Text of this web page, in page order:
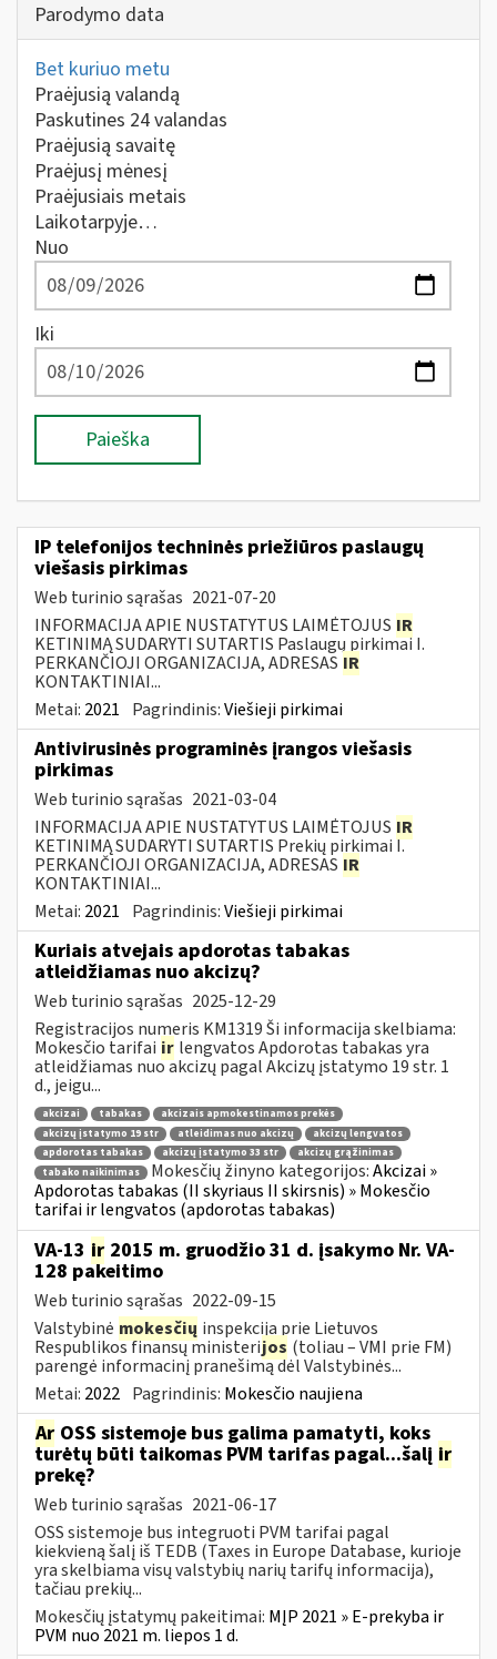
Parodymo data
Bet kuriuo metu
Praėjusią valandą
Paskutines 24 valandas
Praėjusią savaitę
Praėjusį mėnesį
Praėjusiais metais
Laikotarpyje…
Nuo
Iki
Paieška
IP telefonijos techninės priežiūros paslaugų
viešasis pirkimas
Web turinio sąrašas 2021-07-20
INFORMACIJA APIE NUSTATYTUS LAIMĖTOJUS IR
KETINIMĄ SUDARYTI SUTARTIS Paslaugų pirkimai I.
PERKANČIOJI ORGANIZACIJA, ADRESAS IR
KONTAKTINIAI...
Metai: 2021 Pagrindinis:Viešieji pirkimai
Antivirusinės programinės įrangos viešasis
pirkimas
Web turinio sąrašas 2021-03-04
INFORMACIJA APIE NUSTATYTUS LAIMĖTOJUS IR
KETINIMĄ SUDARYTI SUTARTIS Prekių pirkimai I.
PERKANČIOJI ORGANIZACIJA, ADRESAS IR
KONTAKTINIAI...
Metai: 2021 Pagrindinis:Viešieji pirkimai
Kuriais atvejais apdorotas tabakas
atleidžiamas nuo akcizų?
Web turinio sąrašas 2025-12-29
Registracijos numeris KM1319 Ši informacija skelbiama:
Mokesčio tarifai ir lengvatos Apdorotas tabakas yra
atleidžiamas nuo akcizų pagal Akcizų įstatymo 19 str. 1
d., jeigu...
akcizai tabakas
akcizais apmokestinamos prekės
akcizų įstatymo 19 str
atleidimas nuo akcizų
akcizų lengvatos
apdorotas tabakas
akcizų įstatymo 33 str
akcizų grąžinimas
tabako naikinimas
Mokesčių žinyno kategorijos:Akcizai »
Apdorotas tabakas (II skyriaus II skirsnis) » Mokesčio
tarifai ir lengvatos (apdorotas tabakas)
VA-13 ir 2015 m. gruodžio 31 d. įsakymo Nr. VA-
128 pakeitimo
Web turinio sąrašas 2022-09-15
Valstybinė mokesčių inspekcija prie Lietuvos
Respublikos finansų ministerijos (toliau – VMI prie FM)
parengė informacinį pranešimą dėl Valstybinės...
Metai: 2022 Pagrindinis: Mokesčio naujiena
Ar OSS sistemoje bus galima pamatyti, koks
turėtų būti taikomas PVM tarifas pagal...šalį ir
prekę?
Web turinio sąrašas 2021-06-17
OSS sistemoje bus integruoti PVM tarifai pagal
kiekvieną šalį iš TEDB (Taxes in Europe Database, kurioje
yra skelbiama visų valstybių narių tarifų informacija),
tačiau prekių...
Mokesčių įstatymų pakeitimai: MĮP 2021 » E-prekyba ir
PVM nuo 2021 m. liepos 1 d.